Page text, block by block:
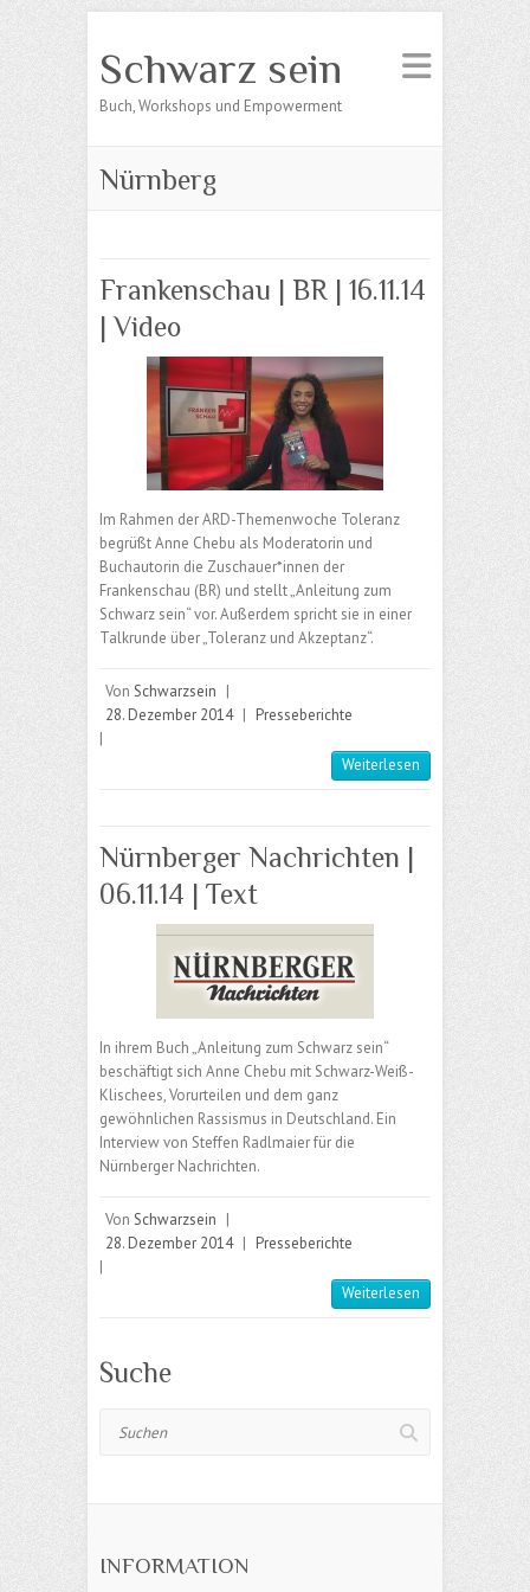
Schwarz sein
Buch, Workshops und Empowerment
Nürnberg
Frankenschau | BR | 16.11.14
| Video
Im Rahmen der ARD-Themenwoche Toleranz
begrüßt Anne Chebu als Moderatorin und
Buchautorin die Zuschauer*innen der
Frankenschau (BR) und stellt „Anleitung zum
Schwarz sein“ vor. Außerdem spricht sie in einer
Talkrunde über „Toleranz und Akzeptanz“.
Von Schwarzsein |
28. Dezember 2014 | Presseberichte
|
Weiterlesen
Nürnberger Nachrichten |
06.11.14 | Text
In ihrem Buch „Anleitung zum Schwarz sein“
beschäftigt sich Anne Chebu mit Schwarz-Weiß-
Klischees, Vorurteilen und dem ganz
gewöhnlichen Rassismus in Deutschland. Ein
Interview von Steffen Radlmaier für die
Nürnberger Nachrichten.
Von Schwarzsein |
28. Dezember 2014 | Presseberichte
|
Weiterlesen
Suche
INFORMATION